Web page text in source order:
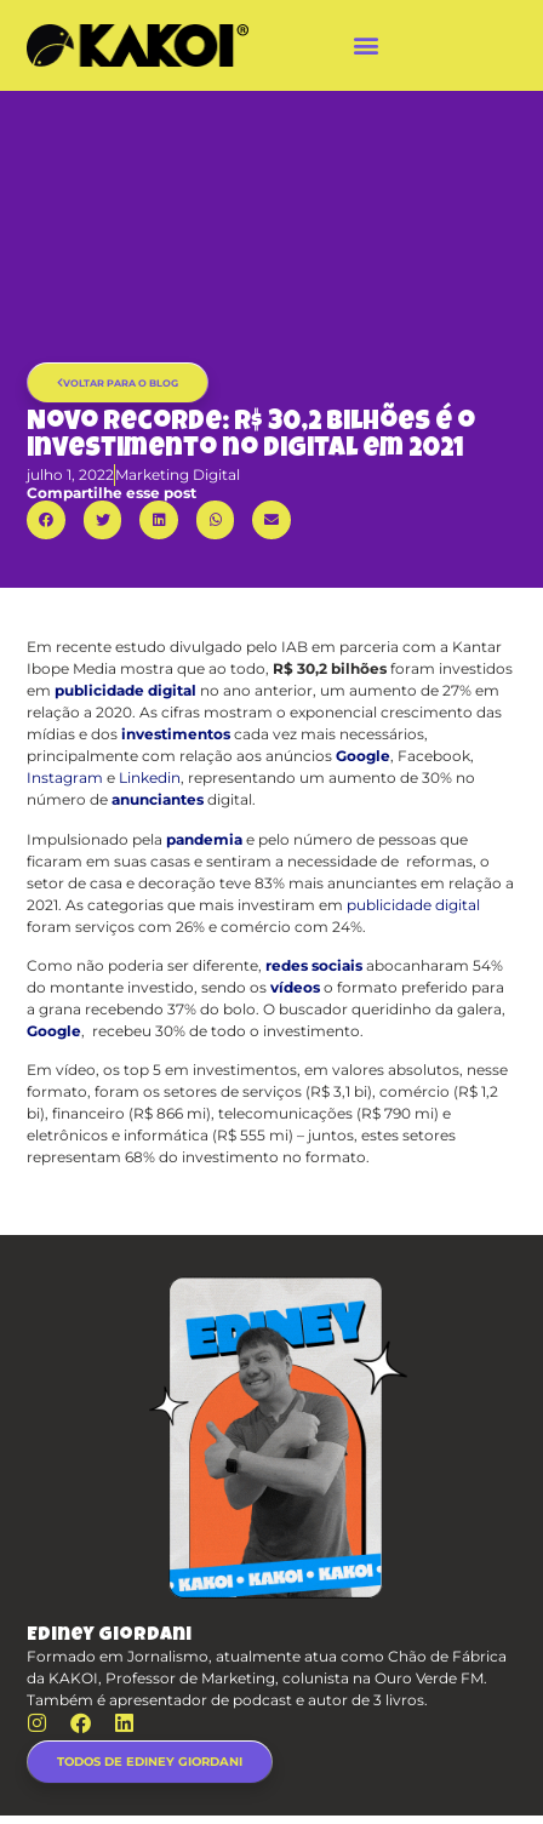
VOLTAR PARA O BLOG
Novo Recorde: R$ 30,2 bilhões é o
investimento no digital em 2021
julho 1, 2022Marketing Digital
Compartilhe esse post
Em recente estudo divulgado pelo IAB em parceria com a Kantar
Ibope Media mostra que ao todo, R$ 30,2 bilhões foram investidos
empublicidade digital no ano anterior, um aumento de 27% em
relação a 2020. As cifras mostram o exponencial crescimento das
mídias e dosinvestimentos cada vez mais necessários,
principalmente com relação aos anúnciosGoogle, Facebook,
Instagram e Linkedin, representando um aumento de 30% no
número deanunciantes digital.
Impulsionado pelapandemia e pelo número de pessoas que
ficaram em suas casas e sentiram a necessidade de reformas, o
setor de casa e decoração teve 83% mais anunciantes em relação a
2021. As categorias que mais investiram em publicidade digital
foram serviços com 26% e comércio com 24%.
Como não poderia ser diferente,redes sociais abocanharam 54%
do montante investido, sendo osvídeos o formato preferido para
a grana recebendo 37% do bolo. O buscador queridinho da galera,
Google, recebeu 30% de todo o investimento.
Em vídeo, os top 5 em investimentos, em valores absolutos, nesse
formato, foram os setores de serviços (R$ 3,1 bi), comércio (R$ 1,2
bi), financeiro (R$ 866 mi), telecomunicações (R$ 790 mi) e
eletrônicos e informática (R$ 555 mi) – juntos, estes setores
representam 68% do investimento no formato.
Ediney Giordani
Formado em Jornalismo, atualmente atua como Chão de Fábrica
da KAKOI, Professor de Marketing, colunista na Ouro Verde FM.
Também é apresentador de podcast e autor de 3 livros.
TODOS DE EDINEY GIORDANI